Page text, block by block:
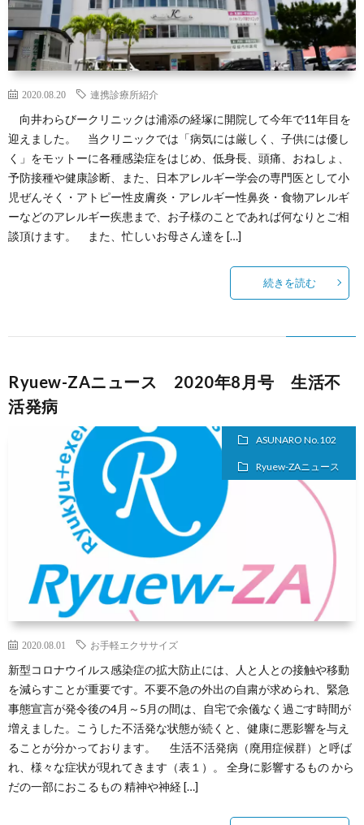
2020.08.20 連携診療所紹介
向井わらびークリニックは浦添の経塚に開院して今年で11年目を
迎えました。 当クリニックでは「病気には厳しく、子供には優し
く」をモットーに各種感染症をはじめ、低身長、頭痛、おねしょ、
予防接種や健康診断、また、日本アレルギー学会の専門医として小
児ぜんそく・アトピー性皮膚炎・アレルギー性鼻炎・食物アレルギ
ーなどのアレルギー疾患まで、お子様のことであれば何なりとご相
談頂けます。 また、忙しいお母さん達を […]
続きを読む
Ryuew-ZAニュース 2020年8月号 生活不
活発病
ASUNARO No.102
Ryuew-ZAニュース
2020.08.01 お手軽エクササイズ
新型コロナウイルス感染症の拡大防止には、人と人との接触や移動
を減らすことが重要です。不要不急の外出の自粛が求められ、緊急
事態宣言が発令後の4月～5月の間は、自宅で余儀なく過ごす時間が
増えました。こうした不活発な状態が続くと、健康に悪影響を与え
ることが分かっております。 生活不活発病（廃用症候群）と呼ば
れ、様々な症状が現れてきます（表１）。 全身に影響するもの から
だの一部におこるもの 精神や神経 […]